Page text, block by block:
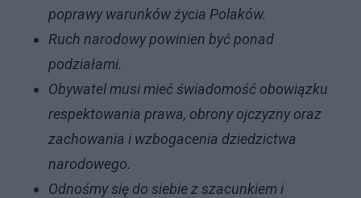
poprawy warunków życia Polaków.
Ruch narodowy powinien być ponad
podziałami.
Obywatel musi mieć świadomość obowiązku
respektowania prawa, obrony ojczyzny oraz
zachowania i wzbogacenia dziedzictwa
narodowego.
Odnośmy się do siebie z szacunkiem i